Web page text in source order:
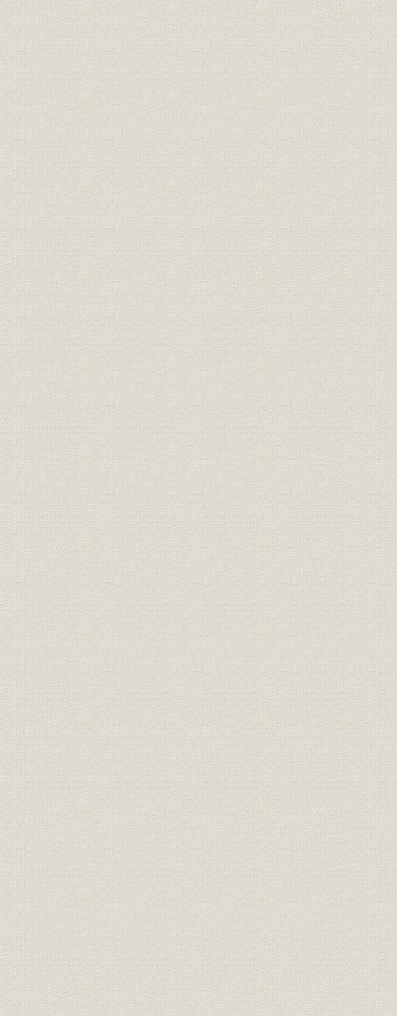
第2節 戦時下の徳島県経済と金融
第3節 戦時経済下の業務展開
第6章 戦後復興期【昭和21年~29年】
第1節 日本経済の再建
第2節 復興期の県内経済と金融
第3節 復興期の経営
第7章 高度経済成長と経営の近代化【昭和30年~38年】
第1節 経済成長と金融政策
第2節 総合開発計画の進展と徳島県経済
第3節 近代化をめざす経営諸施策
第4節 高度成長期における当行の業況
第8章 新生阿波銀行と大衆化取引の推進【昭和39年~53年】
第1節 高度成長の持続と終焉
第2節 開発と環境問題で揺れる徳島県経済
第3節 行名変更と本店の新築
第4節 経営体制の拡充
第5節 大衆化取引の進展
第6節 電子計算機の導入と事務の集中処理
第7節 業績の伸長
第9章 低成長経済と金融自由化の進展【昭和54年~平成3年】
第1節 経済構造の変革と金融革命
第2節 地方の時代と徳島経済
第3節 自由化への対応と経営管理体制の強化
第4節 リテール・バンキングの推進
第5節 総合金融機能の拡充
第6節 第2次総合オンラインシステムと事務の効率化
第7節 関連会社等の拡充
第8節 業績の推移